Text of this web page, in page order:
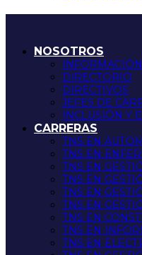
NOSOTROS
DIRECTORIO
DIRECTIVOS
JEFES DE
INCLUSIÓN Y
CARRERAS
TNS EN
TNS EN
TNS EN
TNS EN
TNS EN
TNS EN
TNS EN
TNS EN
TNS EN